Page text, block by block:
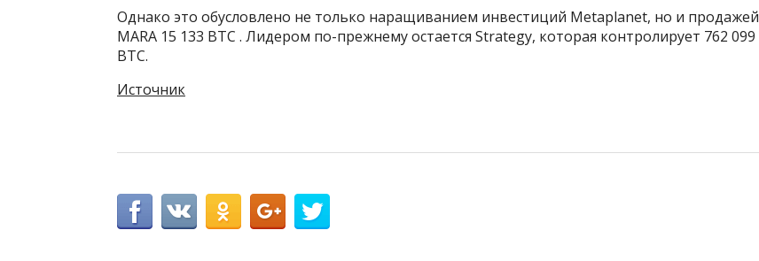
Однако это обусловлено не только наращиванием инвестиций Metaplanet, но и продажей
MARA 15 133 BTC . Лидером по-прежнему остается Strategy, которая контролирует 762 099
BTC.
Источник